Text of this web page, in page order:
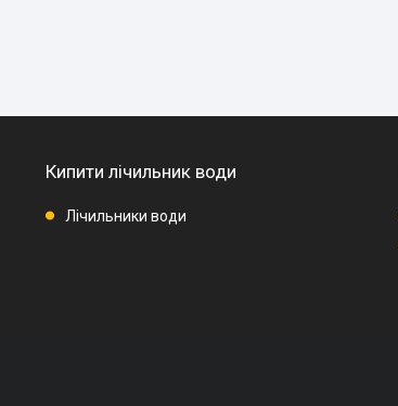
Кипити лічильник води
Лічильники води